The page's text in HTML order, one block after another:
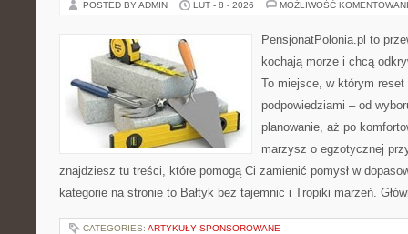
POSTED BY ADMIN LUT - 8 - 2026 MOŻLIWOŚĆ
PensjonatPolonia.pl to
kochają morze i chcą
To miejsce, w którym
podpowiedziami – od
planowanie, aż po
marzysz o egzotycznej
znajdziesz tu treści, które pomogą Ci zamienić pomysł w
kategorie na stronie to Bałtyk bez tajemnic i Tropiki marzeń.
CATEGORIES: ARTYKUŁY SPONSOROWANE